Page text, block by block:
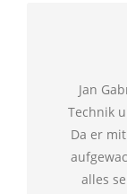
Jan
Technik
Da er
alles